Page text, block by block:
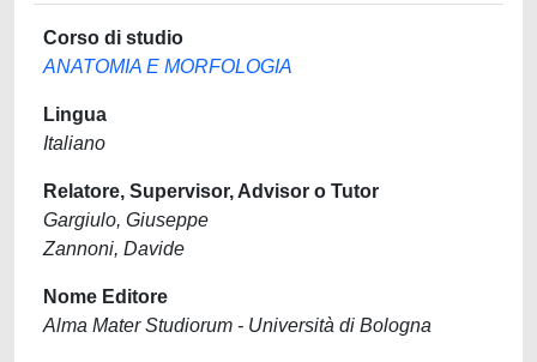
Corso di studio
ANATOMIA E MORFOLOGIA
Lingua
Italiano
Relatore, Supervisor, Advisor o Tutor
Gargiulo, Giuseppe
Zannoni, Davide
Nome Editore
Alma Mater Studiorum - Università di Bologna